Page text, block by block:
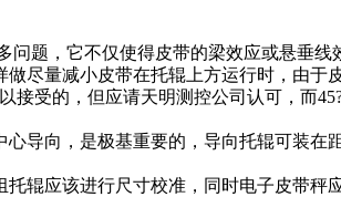
，它不仅使得皮带的梁效应或悬垂线
尽量减小皮带在托辊上方运行时，由
接受的，但应请天明测控公司认可，而45
向，是极基重要的，导向托辊可装在
应该进行尺寸校准，同时电子皮带秤